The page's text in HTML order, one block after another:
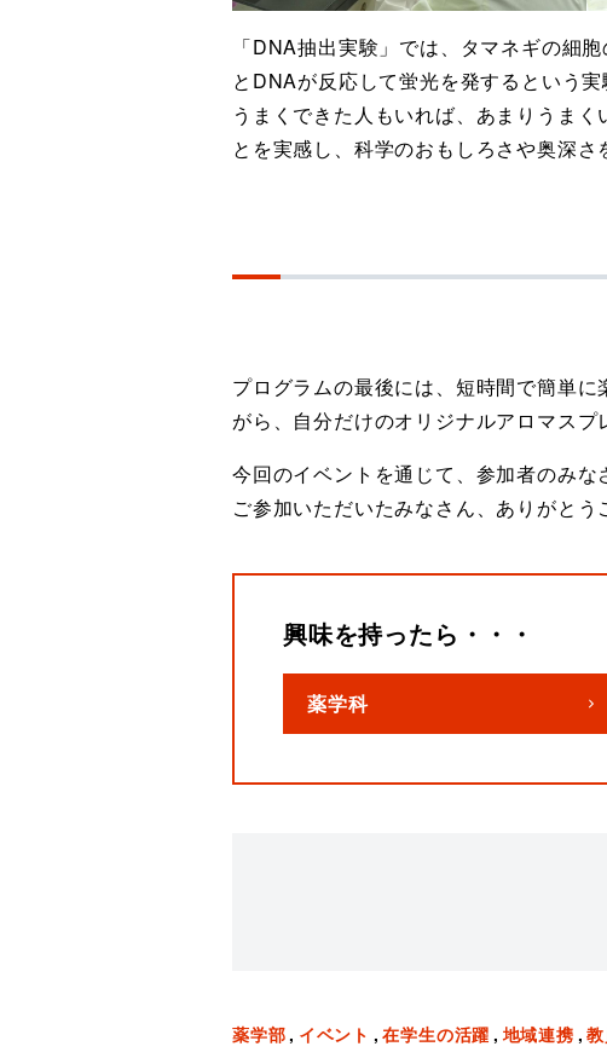
「DNA抽出実験」では、タマネギの細
とDNAが反応して蛍光を発するという実
う まくできた⼈もいれば、あまりうま
とを実感し、科学のおもしろさや奥深さ
プログラムの最後には、短時間で簡単
がら、自分だけのオリジナルアロマスプ
今回のイベントを通じて、参加者のみな
ご参加いただいたみなさん、ありがとう
興味を持ったら・・・
薬学科
薬学部 イベント 在学生の活躍 地域連携